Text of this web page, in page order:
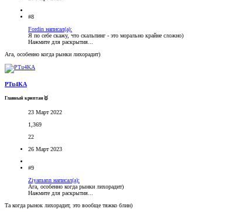
#8
Fordin написал(а):
Я по себе скажу, что скальпинг - это морально крайне сложно)
Нажмите для раскрытия...
Ага, особенно когда рынки лихорадит)
PTu4KA
Главный криптан🥇
23 Март 2022
1,369
22
26 Март 2023
#9
Ziyamann написал(а):
Ага, особенно когда рынки лихорадит)
Нажмите для раскрытия...
Та когда рынок лихорадит, это вообще тяжко блин)